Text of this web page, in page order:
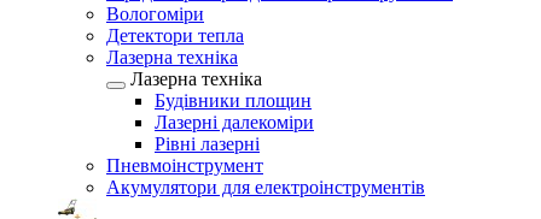
Вологоміри
Детектори тепла
Лазерна техніка
Лазерна техніка
Будівники площин
Лазерні далекоміри
Рівні лазерні
Пневмоінструмент
Акумулятори для електроінструментів